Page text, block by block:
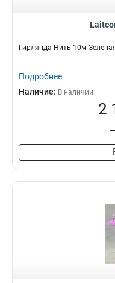
Гирлянда Нить 10м
Подробнее
Наличие: В наличии
2
–